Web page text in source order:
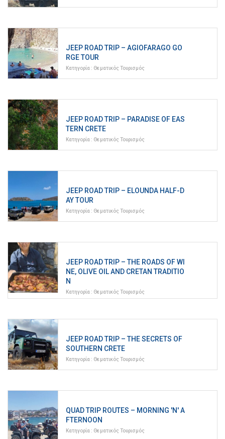
JEEP ROAD TRIP – AGIOFARAGO GO
RGE TOUR
Κατηγορία : Θεματικός Τουρισμός
JEEP ROAD TRIP – PARADISE OF EAS
TERN CRETE
Κατηγορία : Θεματικός Τουρισμός
JEEP ROAD TRIP – ELOUNDA HALF-D
AY TOUR
Κατηγορία : Θεματικός Τουρισμός
JEEP ROAD TRIP – THE ROADS OF WI
NE, OLIVE OIL AND CRETAN TRADITIO
N
Κατηγορία : Θεματικός Τουρισμός
JEEP ROAD TRIP – THE SECRETS OF
SOUTHERN CRETE
Κατηγορία : Θεματικός Τουρισμός
QUAD TRIP ROUTES – MORNING 'N' A
FTERNOON
Κατηγορία : Θεματικός Τουρισμός